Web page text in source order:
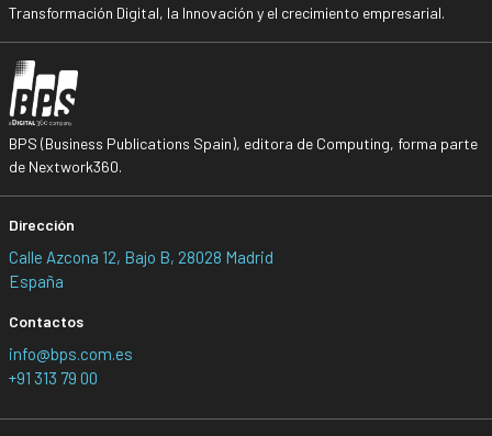
Transformación Digital, la Innovación y el crecimiento empresarial.
BPS (Business Publications Spain), editora de Computing, forma parte
de Nextwork360.
Dirección
Calle Azcona 12, Bajo B, 28028 Madrid
España
Contactos
info@bps.com.es
+91 313 79 00